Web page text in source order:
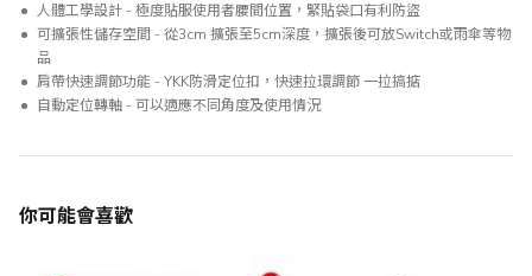
人體工學設計 - 極度貼服使用者腰間位置，緊貼袋口有利防盜
可擴張性儲存空間 - 從3cm 擴張至5cm深度，擴張後可放Switch或雨傘等物
品
肩帶快速調節功能 - YKK防滑定位扣，快速拉環調節 一拉搞掂
自動定位轉軸 - 可以適應不同角度及使用情況
你可能會喜歡